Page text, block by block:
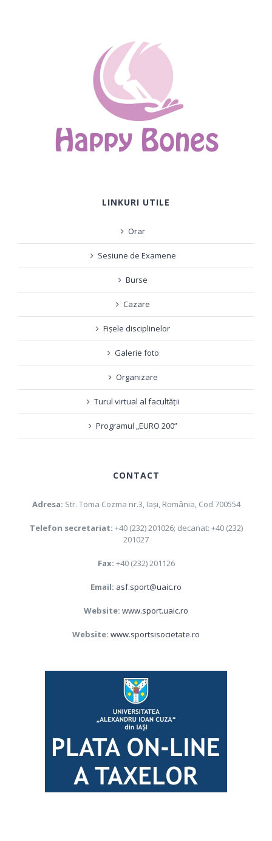
LINKURI UTILE
Orar
Sesiune de Examene
Burse
Cazare
Fișele disciplinelor
Galerie foto
Organizare
Turul virtual al facultății
Programul „EURO 200”
CONTACT
Adresa: Str. Toma Cozma nr.3, Iaşi, România, Cod 700554
Telefon secretariat: +40 (232) 201026; decanat: +40 (232)
201027
Fax: +40 (232) 201126
Email: asf.sport@uaic.ro
Website: www.sport.uaic.ro
Website: www.sportsisocietate.ro